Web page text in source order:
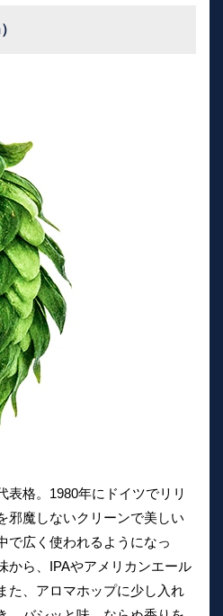
表格。1980年にドイツでリリ
邪魔しないクリーンで美しい
で広く使われるようになっ
から、IPAやアメリカンエール
た、アロマホップに少し入れ